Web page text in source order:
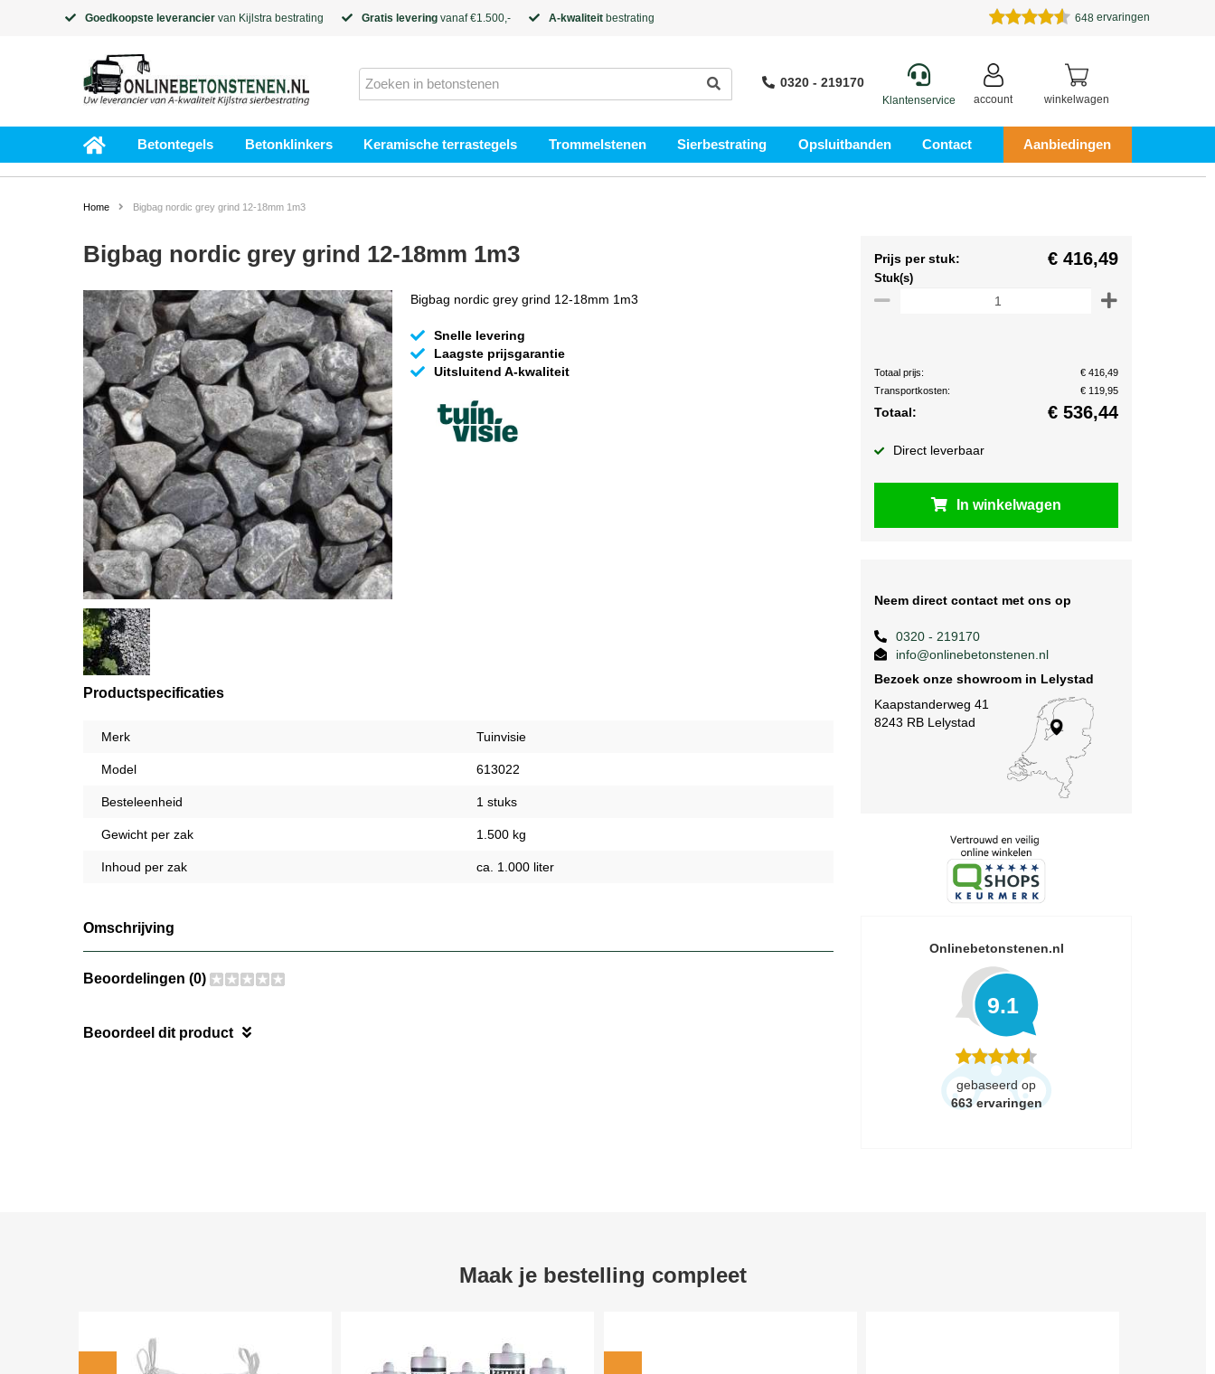
Goedkoopste leverancier van Kijlstra bestrating Gratis levering vanaf €1.500,- A-kwaliteit bestrating 648 ervaringen
0320 - 219170
Klantenservice account winkelwagen
Betontegels Betonklinkers Keramische terrastegels Trommelstenen Sierbestrating Opsluitbanden Contact Aanbiedingen
Home Bigbag nordic grey grind 12-18mm 1m3
Bigbag nordic grey grind 12-18mm 1m3
Bigbag nordic grey grind 12-18mm 1m3
Snelle levering
Laagste prijsgarantie
Uitsluitend A-kwaliteit
Productspecificaties
Merk Tuinvisie
Model 613022
Besteleenheid 1 stuks
Gewicht per zak 1.500 kg
Inhoud per zak ca. 1.000 liter
Omschrijving
Beoordelingen (0)
Beoordeel dit product
Prijs per stuk: € 416,49
Stuk(s)
Totaal prijs:
€ 416,49
Transportkosten:
€ 119,95
Totaal: € 536,44
Direct leverbaar
In winkelwagen
Neem direct contact met ons op
0320 - 219170
info@onlinebetonstenen.nl
Bezoek onze showroom in Lelystad
Kaapstanderweg 41
8243 RB Lelystad
Onlinebetonstenen.nl
9.1
gebaseerd op
663 ervaringen
Maak je bestelling compleet